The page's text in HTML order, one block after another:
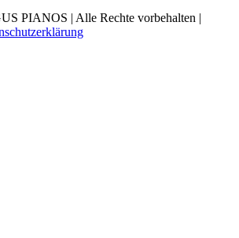
PIANOS | Alle Rechte vorbehalten |